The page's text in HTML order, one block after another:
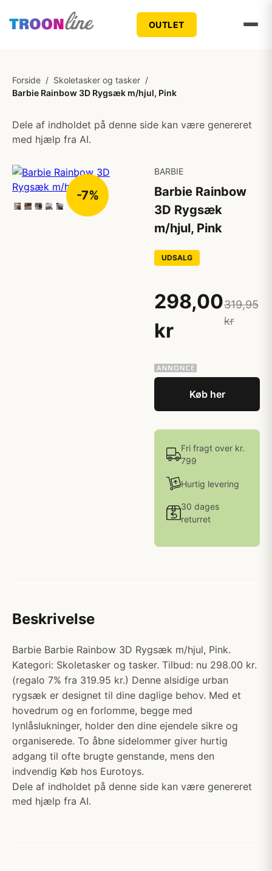
OUTLET
Forside / Skoletasker og tasker /
Barbie Rainbow 3D Rygsæk m/hjul, Pink
Dele af indholdet på denne side kan være genereret
med hjælp fra AI.
-7%
BARBIE
Barbie Rainbow
3D Rygsæk
m/hjul, Pink
UDSALG
298,00
kr
319,95
kr
Køb her
Fri fragt over kr.
799
Hurtig levering
30 dages
returret
Beskrivelse
Barbie Barbie Rainbow 3D Rygsæk m/hjul, Pink.
Kategori: Skoletasker og tasker. Tilbud: nu 298.00 kr.
(regalo 7% fra 319.95 kr.) Denne alsidige urban
rygsæk er designet til dine daglige behov. Med et
hovedrum og en forlomme, begge med
lynlåslukninger, holder den dine ejendele sikre og
organiserede. To åbne sidelommer giver hurtig
adgang til ofte brugte genstande, mens den
indvendig Køb hos Eurotoys.
Dele af indholdet på denne side kan være genereret
med hjælp fra AI.